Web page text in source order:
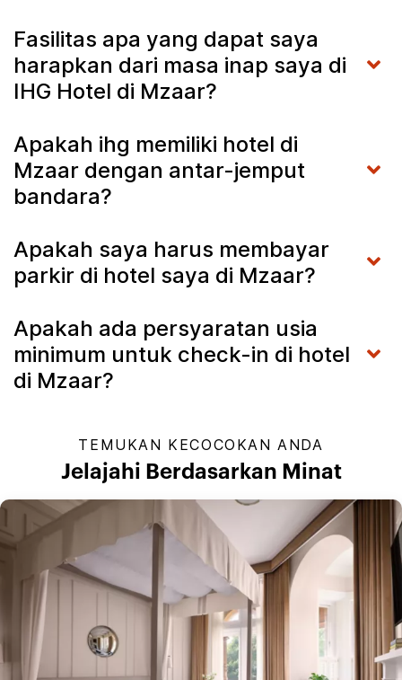
Fasilitas apa yang dapat saya
harapkan dari masa inap saya di
IHG Hotel di Mzaar?
Apakah ihg memiliki hotel di
Mzaar dengan antar-jemput
bandara?
Apakah saya harus membayar
parkir di hotel saya di Mzaar?
Apakah ada persyaratan usia
minimum untuk check-in di hotel
di Mzaar?
TEMUKAN KECOCOKAN ANDA
Jelajahi Berdasarkan Minat